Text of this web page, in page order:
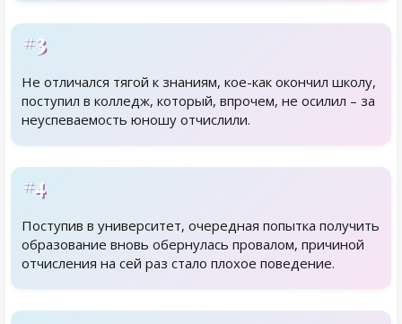
#3
Не отличался тягой к знаниям, кое-как окончил школу,
поступил в колледж, который, впрочем, не осилил – за
неуспеваемость юношу отчислили.
#4
Поступив в университет, очередная попытка получить
образование вновь обернулась провалом, причиной
отчисления на сей раз стало плохое поведение.